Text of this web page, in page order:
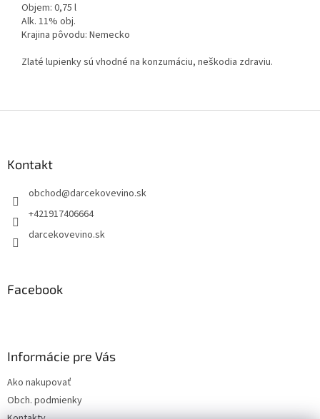
Objem: 0,75 l
Alk. 11% obj.
Krajina pôvodu: Nemecko
Zlaté lupienky sú vhodné na konzumáciu, neškodia zdraviu.
Kontakt
obchod@darcekovevino.sk
+421917406664
darcekovevino.sk
Facebook
Informácie pre Vás
Ako nakupovať
Obch. podmienky